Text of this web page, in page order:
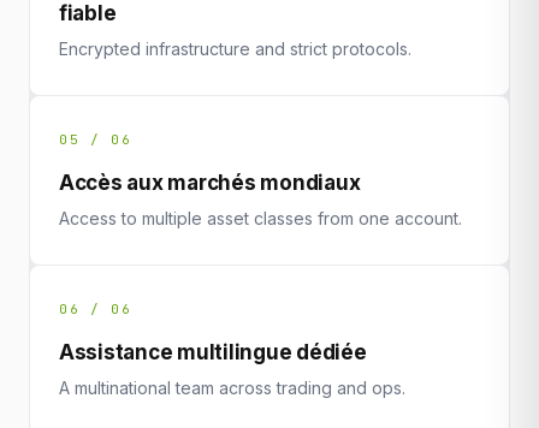
fiable
Encrypted infrastructure and strict protocols.
05 / 06
Accès aux marchés mondiaux
Access to multiple asset classes from one account.
06 / 06
Assistance multilingue dédiée
A multinational team across trading and ops.